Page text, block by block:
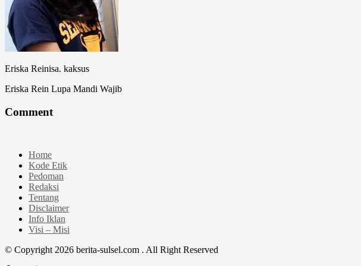
Eriska Reinisa. kaksus
Eriska Rein Lupa Mandi Wajib
Comment
Home
Kode Etik
Pedoman
Redaksi
Tentang
Disclaimer
Info Iklan
Visi – Misi
© Copyright 2026 berita-sulsel.com . All Right Reserved